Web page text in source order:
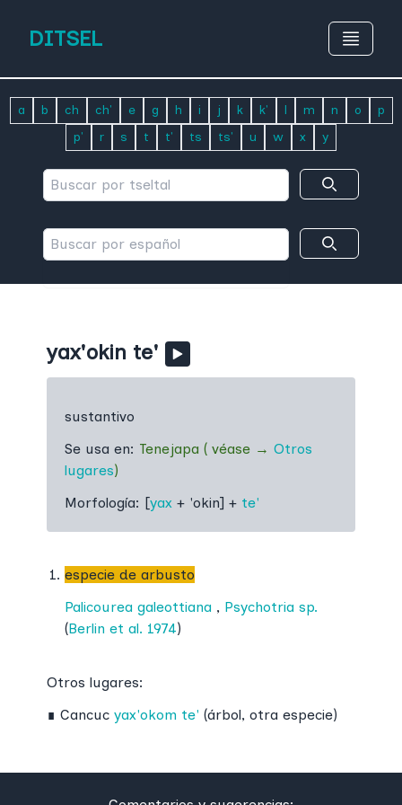
DITSEL
a b ch ch' e g h i j k k' l m n o
p
p'
r s t t' ts ts' u w x y
yax'okin te'
sustantivo
Se usa en: Tenejapa ( véase → Otros
lugares)
Morfología: [yax + 'okin] + te'
especie de arbusto
Palicourea galeottiana , Psychotria sp.
(Berlin et al. 1974)
Otros lugares:
∎ Cancuc yax'okom te' (árbol, otra especie)